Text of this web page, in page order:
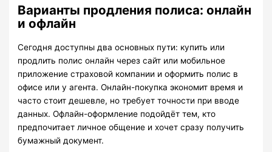
Варианты продления полиса: онлайн
и офлайн
Сегодня доступны два основных пути: купить или
продлить полис онлайн через сайт или мобильное
приложение страховой компании и оформить полис в
офисе или у агента. Онлайн-покупка экономит время и
часто стоит дешевле, но требует точности при вводе
данных. Офлайн-оформление подойдёт тем, кто
предпочитает личное общение и хочет сразу получить
бумажный документ.